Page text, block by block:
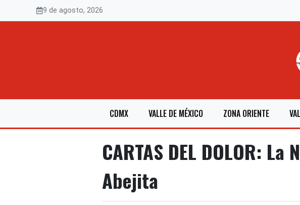
9 de agosto, 2026
CDMX VALLE DE MÉXICO ZONA ORIENTE
CARTAS DEL DOLOR:
Abejita